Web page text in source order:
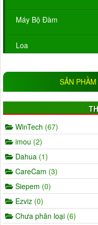
Máy Bộ Đàm
Loa
SẢN
WinTech (67)
imou (2)
Dahua (1)
CareCam (3)
Siepem (0)
Ezviz (0)
Chưa phân loại (6)